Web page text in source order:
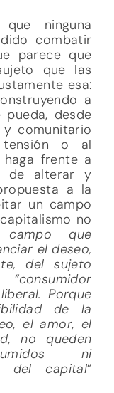
ninguna
combatir
parece que
que las
esa:
a
desde
comunitario
tensión o al
frente a
de alterar y
a la
un campo
no
campo que
el deseo,
del sujeto
Porque
de la
el amor, el
no queden
ni
del capital”